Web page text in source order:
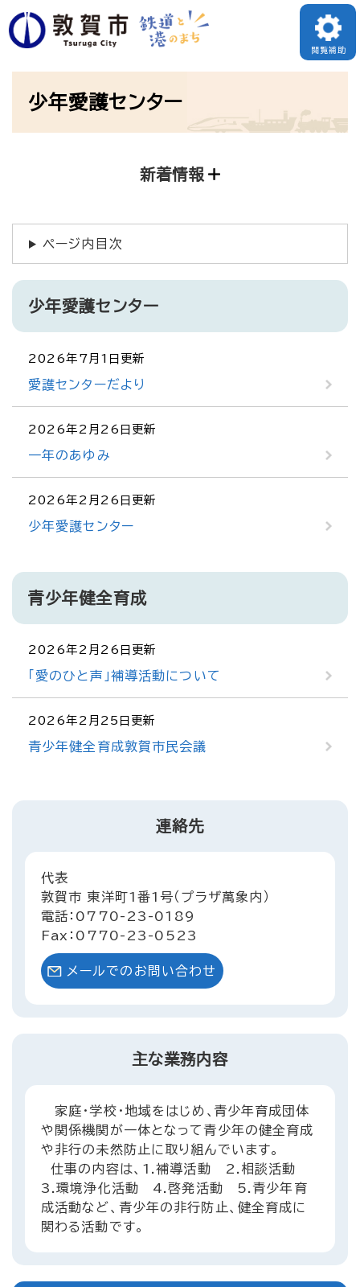
ペ
ー
閲覧補助
少年愛護センター
新着情報
ページ内目次
少年愛護センター
2026年7月1日更新
愛護センターだより
2026年2月26日更新
一年のあゆみ
2026年2月26日更新
少年愛護センター
青少年健全育成
2026年2月26日更新
「愛のひと声」補導活動について
2026年2月25日更新
青少年健全育成敦賀市民会議
連絡先
代表
敦賀市 東洋町1番1号（プラザ萬象内）
電話：0770-23-0189
Fax：0770-23-0523
メールでのお問い合わせ
主な業務内容
家庭・学校・地域をはじめ､青少年育成団体
や関係機関が一体となって青少年の健全育成
や非行の未然防止に取り組んでいます。
仕事の内容は、1.補導活動 2.相談活動
3.環境浄化活動 4.啓発活動 5.青少年育
成活動など、青少年の非行防止、健全育成に
関わる活動です。